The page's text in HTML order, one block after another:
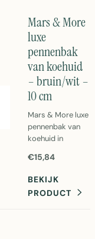
Mars & More
luxe
pennenbak
van koehuid
– bruin/wit –
10 cm
Mars & More luxe
pennenbak van
koehuid in
decoratieve
van 10 cm
€15,84
BEKIJK
PRODUCT